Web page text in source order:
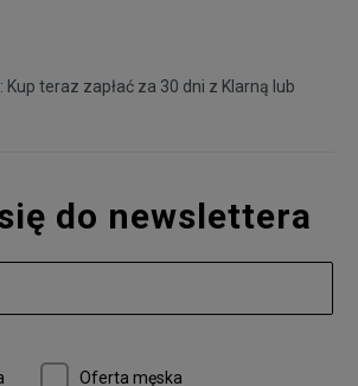
Kup teraz zapłać za 30 dni z Klarną lub
do newslettera
Oferta męska